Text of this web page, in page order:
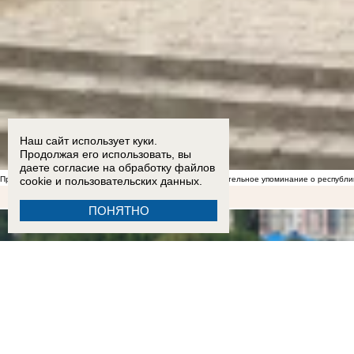
Представители Абхазии блокируют в Дзене любое отрицательное упоминание о
Наш сайт использует куки.
Продолжая его использовать, вы
даете согласие на обработку файлов
cookie и пользовательских данных.
ПОНЯТНО